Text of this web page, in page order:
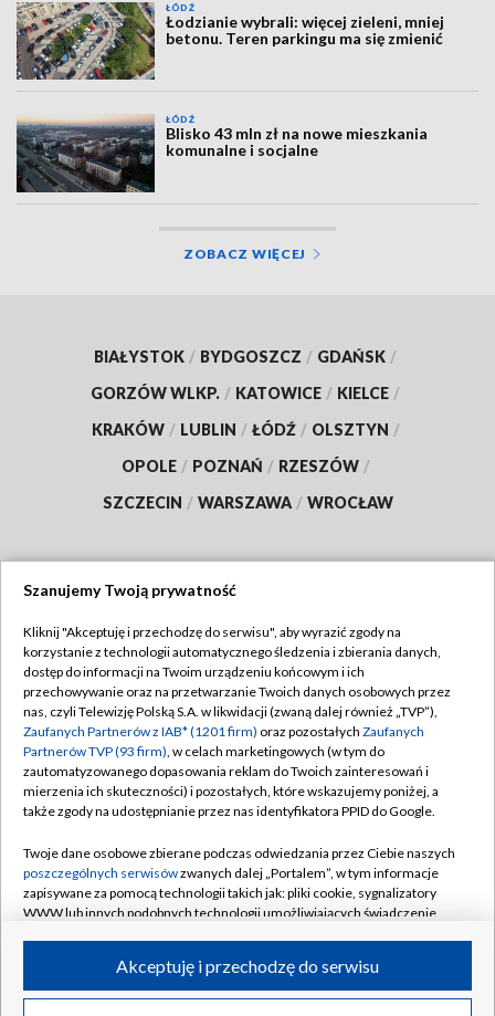
ŁÓDŹ
Łodzianie wybrali: więcej zieleni, mniej
betonu. Teren parkingu ma się zmienić
ŁÓDŹ
Blisko 43 mln zł na nowe mieszkania
komunalne i socjalne
ZOBACZ WIĘCEJ
BIAŁYSTOK / BYDGOSZCZ / GDAŃSK /
GORZÓW WLKP. / KATOWICE / KIELCE /
KRAKÓW / LUBLIN / ŁÓDŹ / OLSZTYN /
OPOLE / POZNAŃ / RZESZÓW /
SZCZECIN / WARSZAWA / WROCŁAW
TVP
Abonament TVP
Emisja w TVP
Centrum informacji TVP
Naziemna Telewizja Cyfrowa
Rada Programowa
System NOS
Informacje o nadawcy
Program dla prasy
Regulamin TVP
Polityka prywatności
Moje zgody
Pomoc
Kontakt
Kanały
©2026 Telewizja Polska S.A. w likwidacji
Szanujemy Twoją prywatność
Kliknij "Akceptuję i przechodzę do serwisu", aby wyrazić zgody na
korzystanie z technologii automatycznego śledzenia i zbierania danych,
dostęp do informacji na Twoim urządzeniu końcowym i ich
przechowywanie oraz na przetwarzanie Twoich danych osobowych przez
nas, czyli Telewizję Polską S.A. w likwidacji (zwaną dalej również „TVP”),
Zaufanych Partnerów z IAB* (1201 firm) oraz pozostałych Zaufanych
Partnerów TVP (93 firm), w celach marketingowych (w tym do
zautomatyzowanego dopasowania reklam do Twoich zainteresowań i
mierzenia ich skuteczności) i pozostałych, które wskazujemy poniżej, a
także zgody na udostępnianie przez nas identyfikatora PPID do Google.
Twoje dane osobowe zbierane podczas odwiedzania przez Ciebie naszych
poszczególnych serwisówzwanych dalej „Portalem”, w tym informacje
zapisywane za pomocą technologii takich jak: pliki cookie, sygnalizatory
WWW lub innych podobnych technologii umożliwiających świadczenie
ruchu w Internecie.Akceptuję i przechodzę do serwisu